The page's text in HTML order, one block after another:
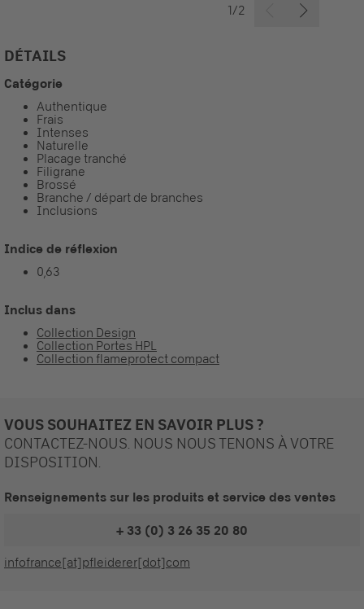
1/2
DÉTAILS
Catégorie
Authentique
Frais
Intenses
Naturelle
Placage tranché
Filigrane
Brossé
Branche / départ de branches
Inclusions
Indice de réflexion
0,63
Inclus dans
Collection Design
Collection Portes HPL
Collection flameprotect compact
VOUS SOUHAITEZ EN SAVOIR PLUS ?
CONTACTEZ-NOUS. NOUS NOUS TENONS À VOTRE
DISPOSITION.
Renseignements sur les produits et service des ventes
+ 33 (0) 3 26 35 20 80
infofrance[at]pfleiderer[dot]com